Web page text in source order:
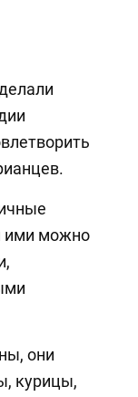
ими можно
они
курицы,